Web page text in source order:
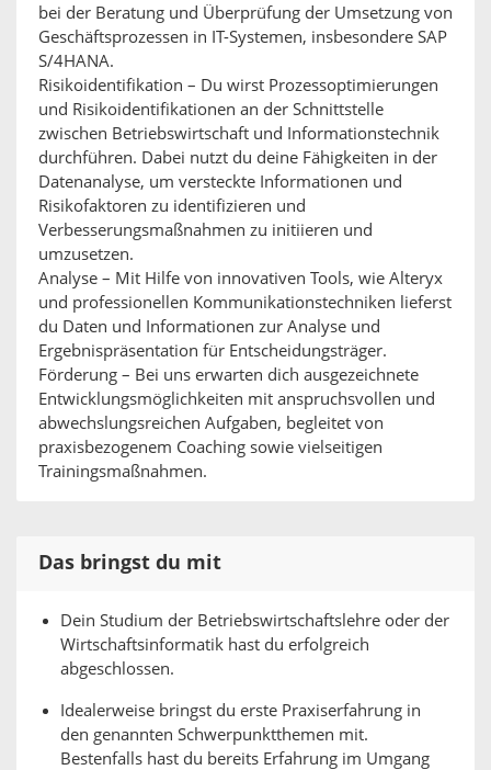
bei der Beratung und Überprüfung der Umsetzung von
Geschäftsprozessen in IT-Systemen, insbesondere SAP
S/4HANA.
Risikoidentifikation – Du wirst Prozessoptimierungen
und Risikoidentifikationen an der Schnittstelle
zwischen Betriebswirtschaft und Informationstechnik
durchführen. Dabei nutzt du deine Fähigkeiten in der
Datenanalyse, um versteckte Informationen und
Risikofaktoren zu identifizieren und
Verbesserungsmaßnahmen zu initiieren und
umzusetzen.
Analyse – Mit Hilfe von innovativen Tools, wie Alteryx
und professionellen Kommunikationstechniken lieferst
du Daten und Informationen zur Analyse und
Ergebnispräsentation für Entscheidungsträger.
Förderung – Bei uns erwarten dich ausgezeichnete
Entwicklungsmöglichkeiten mit anspruchsvollen und
abwechslungsreichen Aufgaben, begleitet von
praxisbezogenem Coaching sowie vielseitigen
Trainingsmaßnahmen.
Das bringst du mit
Dein Studium der Betriebswirtschaftslehre oder der
Wirtschaftsinformatik hast du erfolgreich
abgeschlossen.
Idealerweise bringst du erste Praxiserfahrung in
den genannten Schwerpunktthemen mit.
Bestenfalls hast du bereits Erfahrung im Umgang